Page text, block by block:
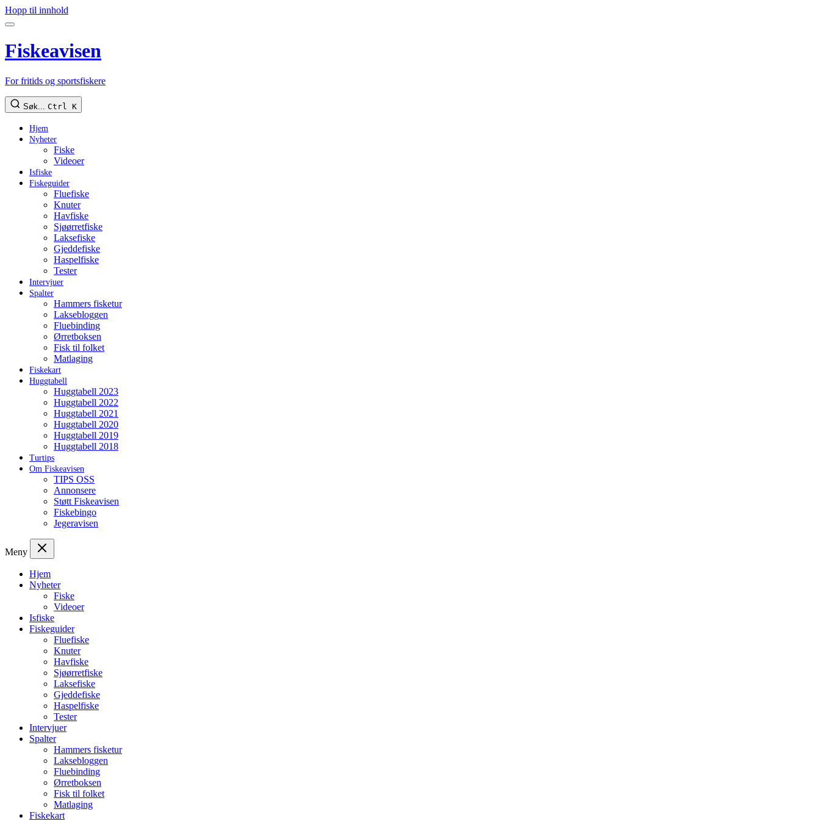
Hopp til innhold
Fiskeavisen
For fritids og sportsfiskere
Søk... Ctrl K
Hjem
Nyheter
Fiske
Videoer
Isfiske
Fiskeguider
Fluefiske
Knuter
Havfiske
Sjøørretfiske
Laksefiske
Gjeddefiske
Haspelfiske
Tester
Intervjuer
Spalter
Hammers fisketur
Laksebloggen
Fluebinding
Ørretboksen
Fisk til folket
Matlaging
Fiskekart
Huggtabell
Huggtabell 2023
Huggtabell 2022
Huggtabell 2021
Huggtabell 2020
Huggtabell 2019
Huggtabell 2018
Turtips
Om Fiskeavisen
TIPS OSS
Annonsere
Støtt Fiskeavisen
Fiskebingo
Jegeravisen
Meny
Hjem
Nyheter
Fiske
Videoer
Isfiske
Fiskeguider
Fluefiske
Knuter
Havfiske
Sjøørretfiske
Laksefiske
Gjeddefiske
Haspelfiske
Tester
Intervjuer
Spalter
Hammers fisketur
Laksebloggen
Fluebinding
Ørretboksen
Fisk til folket
Matlaging
Fiskekart